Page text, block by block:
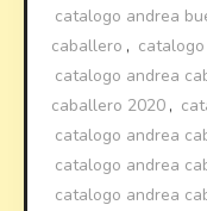
catalogo andrea
caballero ,
catalogo andrea
caballero 2020 ,
catalogo andrea
catalogo andrea
catalogo andrea